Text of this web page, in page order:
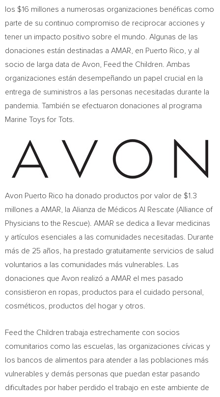
los $16 millones a numerosas organizaciones benéficas como
parte de su continuo compromiso de reciprocar acciones y
tener un impacto positivo sobre el mundo. Algunas de las
donaciones están destinadas a AMAR, en Puerto Rico , y al
socio de larga data de Avon , Feed the Children. Ambas
organizaciones están desempeñando un papel crucial en la
entrega de suministros a las personas necesitadas durante la
pandemia. También se efectuaron donaciones al programa
Marine Toys for Tots.
Avon Puerto Rico ha donado productos por valor de $1.3
millones a AMAR, la Alianza de Médicos Al Rescate (Alliance of
Physicians to the Rescue). AMAR se dedica a llevar medicinas
y artículos esenciales a las comunidades necesitadas. Durante
más de 25 años, ha prestado gratuitamente servicios de salud
voluntarios a las comunidades más vulnerables. Las
donaciones que Avon realizó a AMAR el mes pasado
consistieron en ropas, productos para el cuidado personal,
cosméticos, productos del hogar y otros.
Feed the Children trabaja estrechamente con socios
comunitarios como las escuelas, las organizaciones cívicas y
los bancos de alimentos para atender a las poblaciones más
vulnerables y demás personas que puedan estar pasando
dificultades por haber perdido el trabajo en este ambiente de